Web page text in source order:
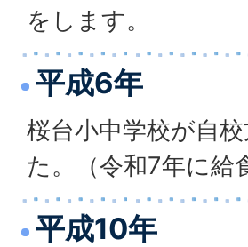
をします。
平成6年
桜台小中学校が自
た。（令和7年に給
平成10年